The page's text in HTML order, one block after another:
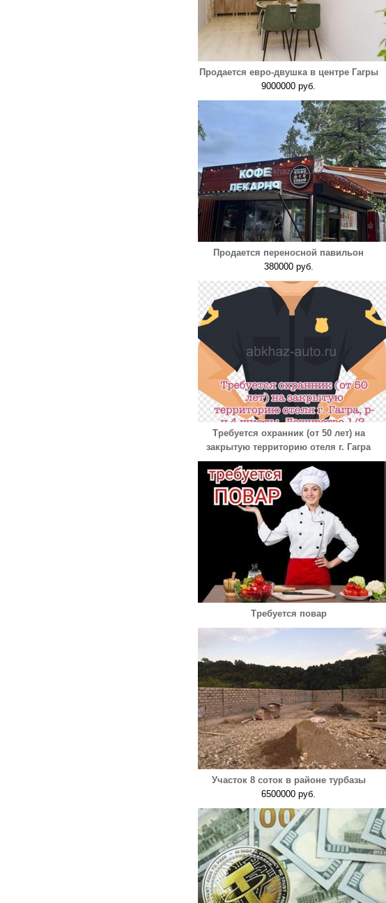
Продается евро-двушка в центре Гагры
9000000 руб.
Продается переносной павильон
380000 руб.
Требуется охранник (от 50 лет) на
закрытую территорию отеля г. Гагра
Требуется повар
Участок 8 соток в районе турбазы
6500000 руб.